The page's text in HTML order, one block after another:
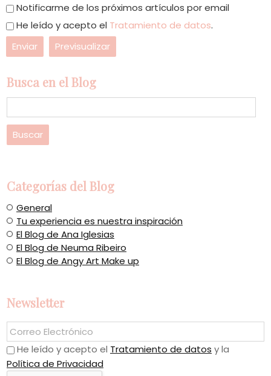
Busca en el Blog
Categorías del Blog
General
Tu experiencia es nuestra inspiración
El Blog de Ana Iglesias
El Blog de Neuma Ribeiro
El Blog de Angy Art Make up
Newsletter
He leído y acepto el Tratamiento de datos y la
Política de Privacidad
Notificarme de los próximos artículos por email
He leído y acepto el Tratamiento de datos.